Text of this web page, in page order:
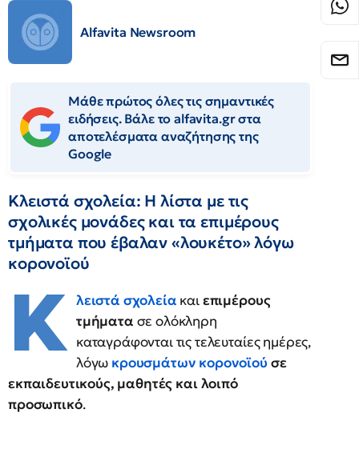
Alfavita Newsroom
Μάθε πρώτος όλες τις σημαντικές
ειδήσεις. Βάλε το alfavita.gr στα
αποτελέσματα αναζήτησης της
Google
Κλειστά σχολεία: Η λίστα με τις
σχολικές μονάδες και τα επιμέρους
τμήματα που έβαλαν «λουκέτο» λόγω
κορονοϊού
Κ λειστά σχολεία καιεπιμέρους
τμήματα σε ολόκληρη
καταγράφονται τις τελευταίες ημέρες,
λόγω κρουσμάτων κορονοϊού σε
εκπαιδευτικούς, μαθητές και λοιπό
προσωπικό.